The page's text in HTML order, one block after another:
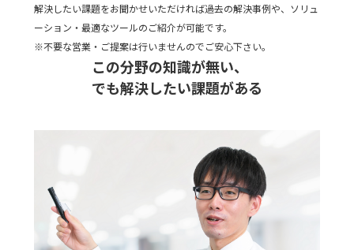
解決したい課題をお聞かせいただければ過去の解決事例や、ソリュ
ーション・最適なツールのご紹介が可能です。
※不要な営業・ご提案は行いませんのでご安心下さい。
この分野の知識が無い、
でも解決したい課題がある